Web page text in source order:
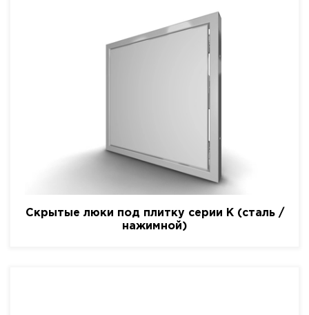
Скрытые люки под плитку серии K (сталь /
нажимной)